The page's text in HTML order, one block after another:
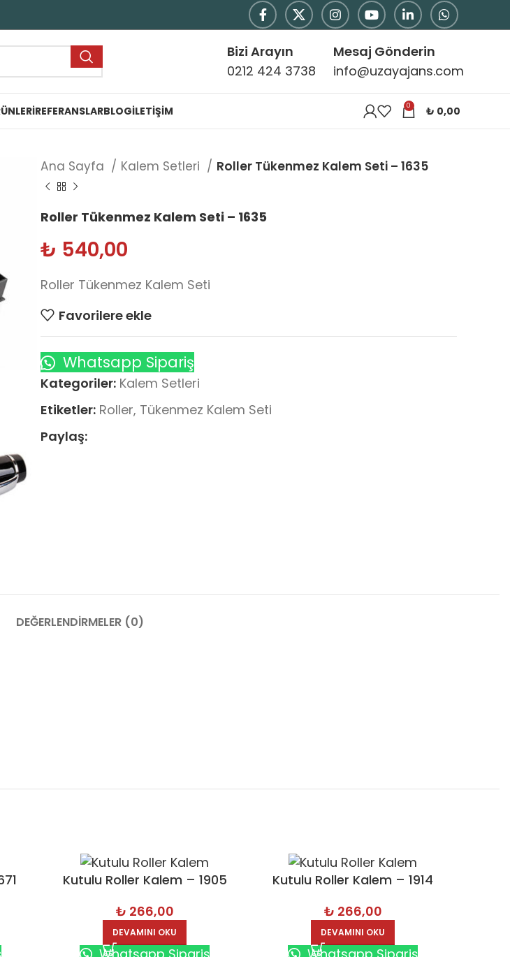
Bizi Arayın
0212 424 3738
Mesaj Gönderin
info@uzayajans.com
REFERANSLARBLOGİLETIŞIM 0 ₺ 0,00
Ana Sayfa Kalem Setleri Roller Tükenmez Kalem Seti – 1635
Roller Tükenmez Kalem Seti – 1635
₺ 540,00
Roller Tükenmez Kalem Seti
Favorilere ekle
Whatsapp Sipariş
Kategoriler: Kalem Setleri
Etiketler: Roller, Tükenmez Kalem Seti
Paylaş:
DEĞERLENDIRMELER (0)
Kutulu Roller Kalem – 1905
₺ 266,00
DEVAMINI OKU
Kutulu Roller Kalem – 1914
₺ 266,00
DEVAMINI OKU